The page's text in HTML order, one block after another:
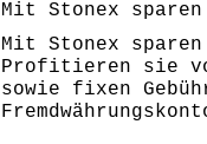
Mit Stonex
Mit Stonex
Profitieren sie
sowie fixen